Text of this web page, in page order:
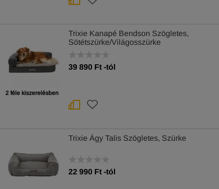
2 féle kiszerelésben
Trixie Kanapé Bendson Szögletes,
Sötétszürke/Világosszürke
39 890 Ft -tól
Trixie Ágy Talis Szögletes, Szürke
22 990 Ft -tól